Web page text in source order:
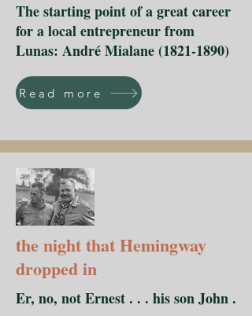
The starting point of a great career
for a local entrepreneur from
Lunas: André Mialane(1821-1890)
Read more
the night that Hemingway
dropped in
Er, no, not Ernest . . . his son John .